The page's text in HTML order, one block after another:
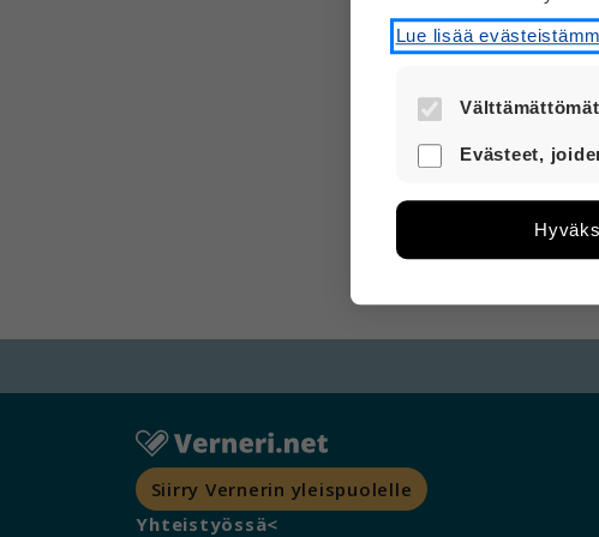
Siirry Vernerin yleispuolelle
Yhteistyössä<
Lue lisää
Nämä evästeet
turvallisesti.
Evästeet,
avulla voimme
Tietoa kerätään
sivuilla liikutaan.